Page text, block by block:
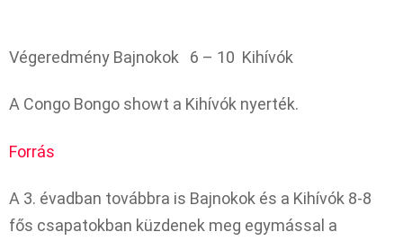
Végeredmény Bajnokok 6 – 10 Kihívók
A Congo Bongo showt a Kihívók nyerték.
Forrás
A 3. évadban továbbra is Bajnokok és a Kihívók 8-8
fős csapatokban küzdenek meg egymással a